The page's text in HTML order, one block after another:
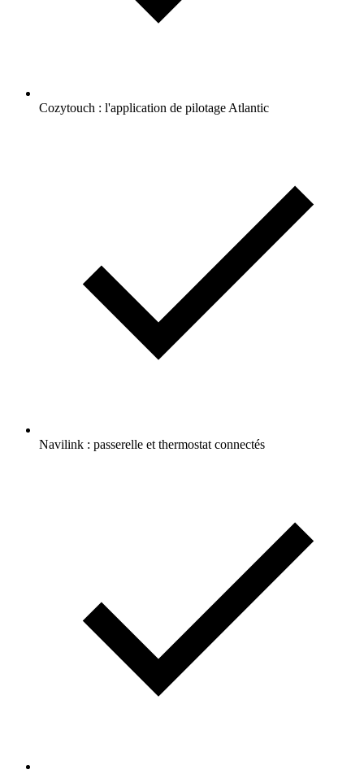
Cozytouch : l'application de pilotage Atlantic
Navilink : passerelle et thermostat connectés